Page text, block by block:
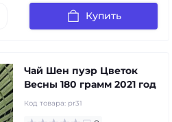
Купить
Чай Шен пуэр Цветок
Весны 180 грамм 2021 год
Код товара: pr31